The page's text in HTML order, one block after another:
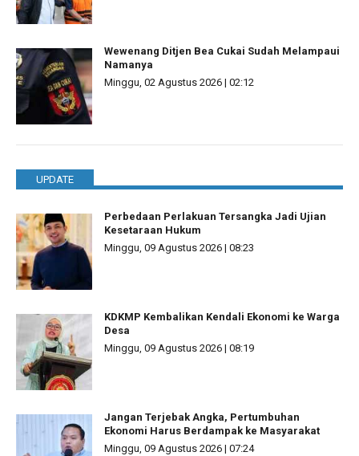
Wewenang Ditjen Bea Cukai Sudah Melampaui
Namanya
Minggu, 02 Agustus 2026 | 02:12
UPDATE
Perbedaan Perlakuan Tersangka Jadi Ujian
Kesetaraan Hukum
Minggu, 09 Agustus 2026 | 08:23
KDKMP Kembalikan Kendali Ekonomi ke Warga
Desa
Minggu, 09 Agustus 2026 | 08:19
Jangan Terjebak Angka, Pertumbuhan
Ekonomi Harus Berdampak ke Masyarakat
Minggu, 09 Agustus 2026 | 07:24